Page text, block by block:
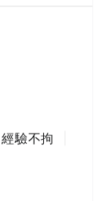
經驗不拘